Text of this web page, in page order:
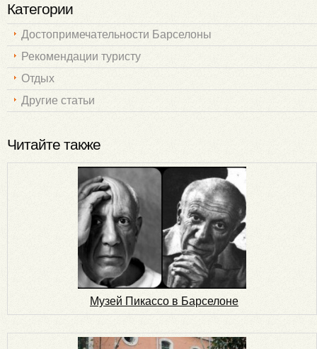
Категории
Достопримечательности Барселоны
Рекомендации туристу
Отдых
Другие статьи
Читайте также
Музей Пикассо в Барселоне